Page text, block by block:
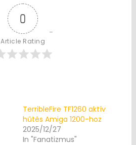
0
Article Rating
TerribleFire TF1260 aktív
hűtés Amiga 1200-hoz
2025/12/27
In "Fanatizmus"